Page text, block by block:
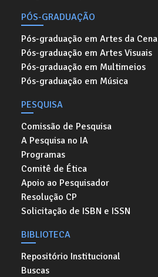
PÓS-GRADUAÇÃO
Pós-graduação em Artes da Cena
Pós-graduação em Artes Visuais
Pós-graduação em Multimeios
Pós-graduação em Música
PESQUISA
Comissão de Pesquisa
A Pesquisa no IA
Programas
Comitê de Ética
Apoio ao Pesquisador
Resolução CP
Solicitação de ISBN e ISSN
BIBLIOTECA
Repositório Institucional
Buscas